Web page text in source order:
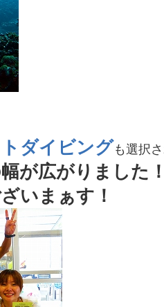
ダイビングも選択
が広がりました
いまぁす！